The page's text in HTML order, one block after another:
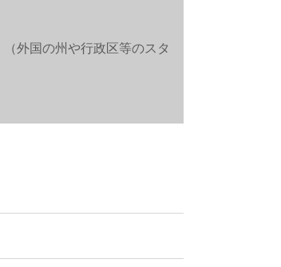
外国の州や行政区等のスタ